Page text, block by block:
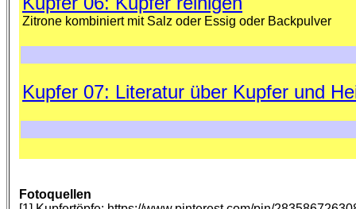
Zitrone kombiniert mit Salz oder Essig oder Backpulver
Kupfer 07: Literatur über Kupfer und
Fotoquellen